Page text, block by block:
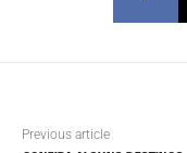
Previous article